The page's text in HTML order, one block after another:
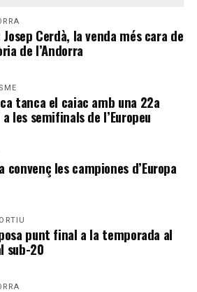
Cerdà, la venda més cara de
de l’Andorra
tanca el caiac amb una 22a
les semifinals de l’Europeu
convenç les campiones d’Europa
punt final a la temporada al
sub-20